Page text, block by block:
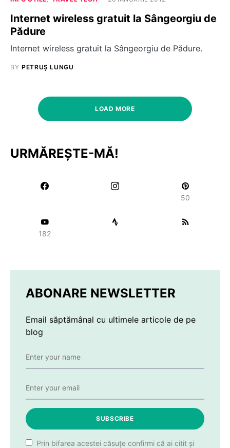
Internet wireless gratuit la Sângeorgiu de
Pădure
Internet wireless gratuit la Sângeorgiu de Pădure.
BY PETRUȘ LUNGU
LOAD MORE
URMĂREȘTE-MĂ!
50
182
ABONARE NEWSLETTER
Email săptămânal cu ultimele articole de pe
blog
SUBSCRIBE
Prin bifarea acestei căsuțe confirmi că ai citit și